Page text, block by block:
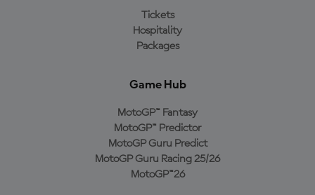
Tickets
Hospitality
Packages
Game Hub
MotoGP™ Fantasy
MotoGP™ Predictor
MotoGP Guru Predict
MotoGP Guru Racing 25/26
MotoGP™26